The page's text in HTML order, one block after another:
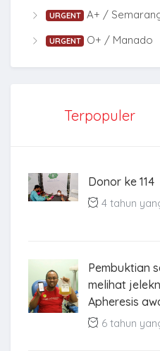
URGENT A+ /
URGENT O+ / Manado
Terpopuler
Donor ke 114
4 tahun
Pembuktian
melihat
Apheresis
6 tahun